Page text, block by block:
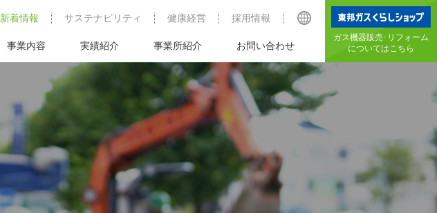
新着情報 サステナビリティ 健康経営 採用情報
会社概要
事業内容
ガス設備設計営業・
機器販売
実績紹介
都市ガス供給工事
事業所紹介
南部事業所
日進事業所
お問い合わせ
ガス機器販売･リフォーム
についてはこちら